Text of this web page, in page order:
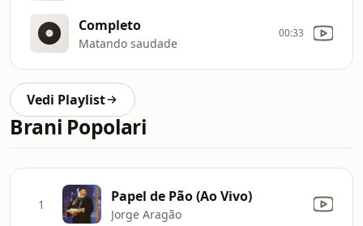
Completo
Matando saudade
00:33
Vedi Playlist
Brani Popolari
1 Papel de Pão (Ao Vivo)
Jorge Aragão